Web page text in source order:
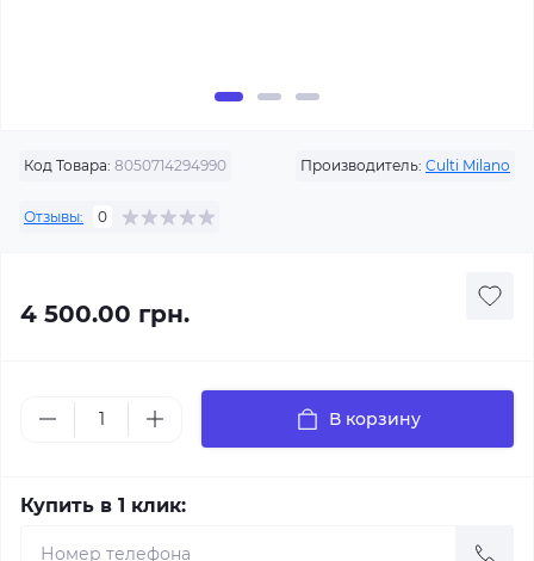
Код Товара: 8050714294990 Производитель: Culti Milano
Отзывы: 0
4 500.00 грн.
В корзину
Купить в 1 клик: